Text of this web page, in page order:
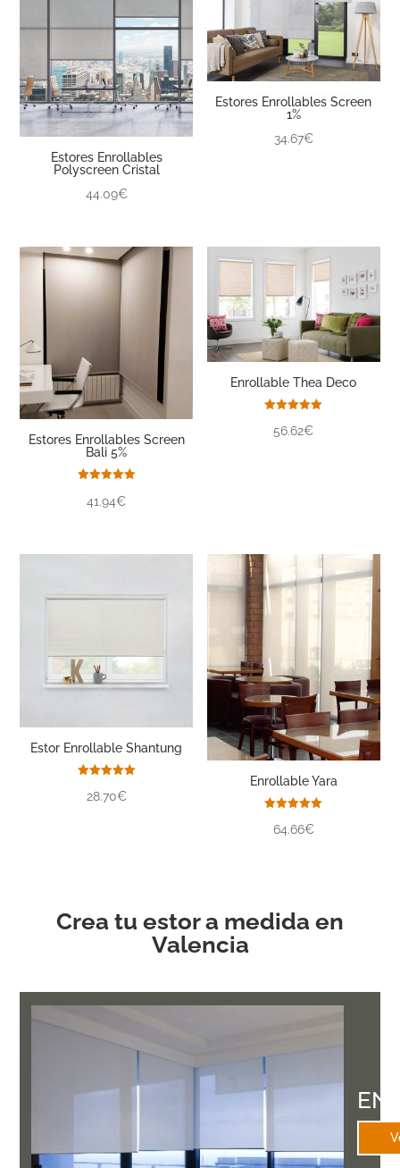
Estores Enrollables
Polyscreen Cristal
44.09€
Estores Enrollables Screen
1%
34.67€
Estores Enrollables Screen
Bali 5%
con
41.94€
Enrollable Thea Deco
con
56.62€
Estor Enrollable Shantung
con
28.70€
Enrollable Yara
con
64.66€
Crea tu estor a medida en
Valencia